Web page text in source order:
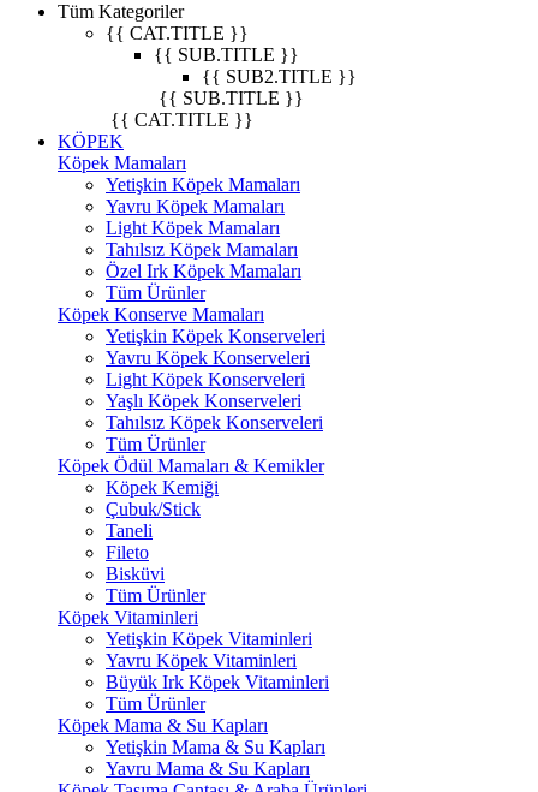
Tüm Kategoriler
{{ CAT.TITLE }}
{{ SUB.TITLE }}
{{ SUB2.TITLE }}
{{ SUB.TITLE }}
{{ CAT.TITLE }}
KÖPEK
Köpek Mamaları
Yetişkin Köpek Mamaları
Yavru Köpek Mamaları
Light Köpek Mamaları
Tahılsız Köpek Mamaları
Özel Irk Köpek Mamaları
Tüm Ürünler
Köpek Konserve Mamaları
Yetişkin Köpek Konserveleri
Yavru Köpek Konserveleri
Light Köpek Konserveleri
Yaşlı Köpek Konserveleri
Tahılsız Köpek Konserveleri
Tüm Ürünler
Köpek Ödül Mamaları & Kemikler
Köpek Kemiği
Çubuk/Stick
Taneli
Fileto
Bisküvi
Tüm Ürünler
Köpek Vitaminleri
Yetişkin Köpek Vitaminleri
Yavru Köpek Vitaminleri
Büyük Irk Köpek Vitaminleri
Tüm Ürünler
Köpek Mama & Su Kapları
Yetişkin Mama & Su Kapları
Yavru Mama & Su Kapları